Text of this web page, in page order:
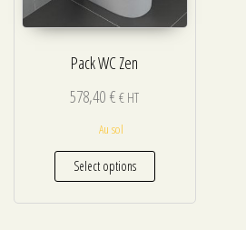
Pack WC Zen
578,40€ € HT
Au sol
Select options